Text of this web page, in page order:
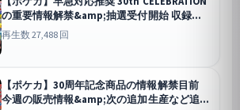
の重要情報解禁&amp;抽選受付開始 収録カ
ード事情・海外情報・未公開情報についてま
とめて解説 【ポケモンカード】
再生数 27,488 回
【ポケカ】30周年記念商品の情報解禁目前
今週の販売情報&amp;次の追加生産など追加